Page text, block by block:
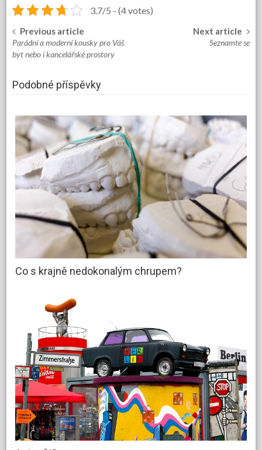
3.7/5 - (4 votes)
Post
navigation
Previous article
Parádní a moderní kousky pro Váš
byt nebo i kancelářské prostory
Next article
Seznamte se
Podobné příspěvky
Co s krajně nedokonalým chrupem?